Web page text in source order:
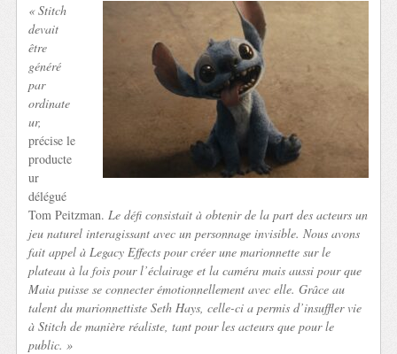
« Stitch
devait
être
généré
par
ordinate
ur,
précise le
producte
ur
délégué
Tom Peitzman. Le défi consistait à obtenir de la part des acteurs un
jeu naturel interagissant avec un personnage invisible. Nous avons
fait appel à Legacy Effects pour créer une marionnette sur le
plateau à la fois pour l’éclairage et la caméra mais aussi pour que
Maia puisse se connecter émotionnellement avec elle. Grâce au
talent du marionnettiste Seth Hays, celle-ci a permis d’insuffler vie
à Stitch de manière réaliste, tant pour les acteurs que pour le
public. »